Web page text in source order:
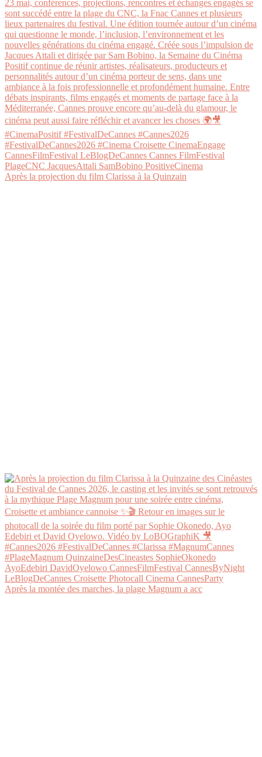
Après la projection du film Clarissa à la Quinzain
Après la montée des marches, la plage Magnum a acc